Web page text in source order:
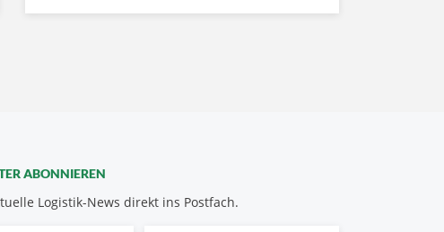
ABONNIEREN
Logistik-News direkt ins Postfach.